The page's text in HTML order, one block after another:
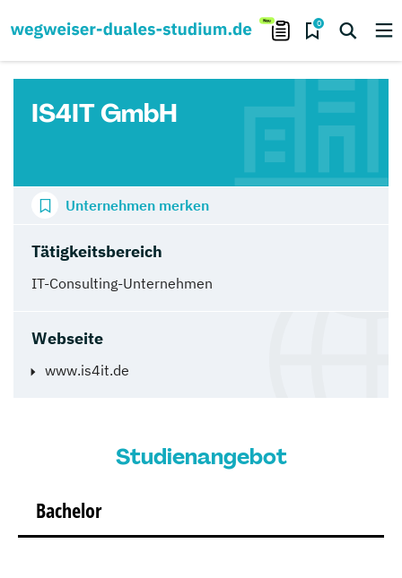
0
IS4IT GmbH
Tätigkeitsbereich
IT-Consulting-Unternehmen
Webseite
www.is4it.de
Unternehmen merken
Studienangebot
Bachelor